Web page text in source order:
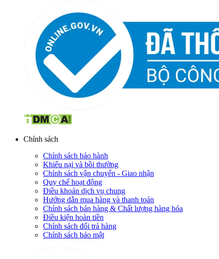
Chính sách
Chính sách bảo hành
Khiếu nại và bồi thường
Chính sách vận chuyển - Giao nhận
Quy chế hoạt động
Điều khoản dịch vụ chung
Hướng dẫn mua hàng và thanh toán
Chính sách bán hàng & Chất lượng hàng hóa
Điều kiện hoàn tiền
Chính sách đổi trả hàng
Chính sách bảo mật